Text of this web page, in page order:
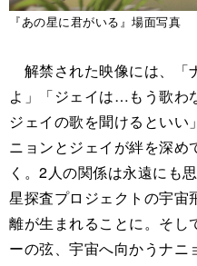
『あの星に君がいる』場面写真
解禁された映像には、「
よ」「ジェイは…もう歌わ
ジェイの歌を聞けるといい
ニョンとジェイが絆を深め
く。2人の関係は永遠にも
星探査プロジェクトの宇宙
離が生まれることに。そし
ーの弦、宇宙へ向かうナニ